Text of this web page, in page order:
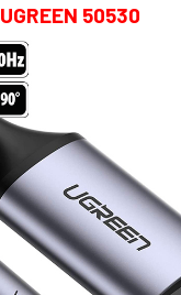
50530